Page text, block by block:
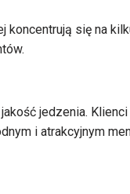
koncentrują się na
jedzenia.
i atrakcyjnym